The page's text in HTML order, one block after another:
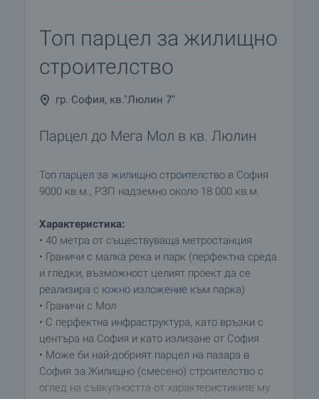
Топ парцел за жилищно
строителство
гр. София, кв."Люлин 7"
Парцел до Мега Мол в кв. Люлин
Топ парцел за жилищно строителство в София
9000 кв.м., РЗП надземно около 18 000 кв.м.
Характеристика:
• 40 метра от съществуваща метростанция
• Граничи с малка река и парк (перфектна среда
и гледки, възможност целият проект да се
реализира с южно изложение към парка)
• Граничи с Мол
• С перфектна инфраструктура, като връзки с
центъра на София и като излизане от София
• Може би най-добрият парцел на пазара в
София за Жилищно (смесено) строителство с
оглед на съвкупността от характеристиките му